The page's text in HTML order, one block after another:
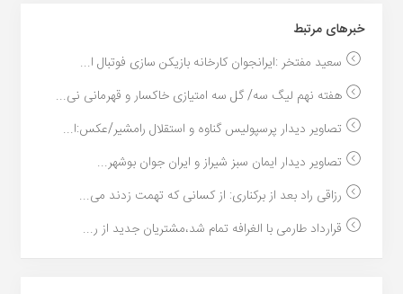
خبر‌های مرتبط
سعید مفتخر :ایرانجوان کارخانه بازیکن سازی فوتبال ا...
هفته نهم لیگ سه/ گل سه امتیازی خاکسار و قهرمانی نی...
تصاویر دیدار پرسپولیس گناوه و استقلال رامشیر/عکس:ا...
تصاویر دیدار ایمان سبز شیراز و ایران جوان بوشهر...
رزاقی راد بعد از برکناری: از کسانی که تهمت زدند می...
قرارداد طارمی با الغرافه تمام شد،مشتریان جدید از ر...